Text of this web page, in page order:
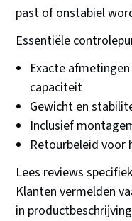
past of onstabiel
Essentiële
Exacte
capaciteit
Gewicht en
Inclusief
Retourbeleid voor
Lees reviews
Klanten vermelden
in